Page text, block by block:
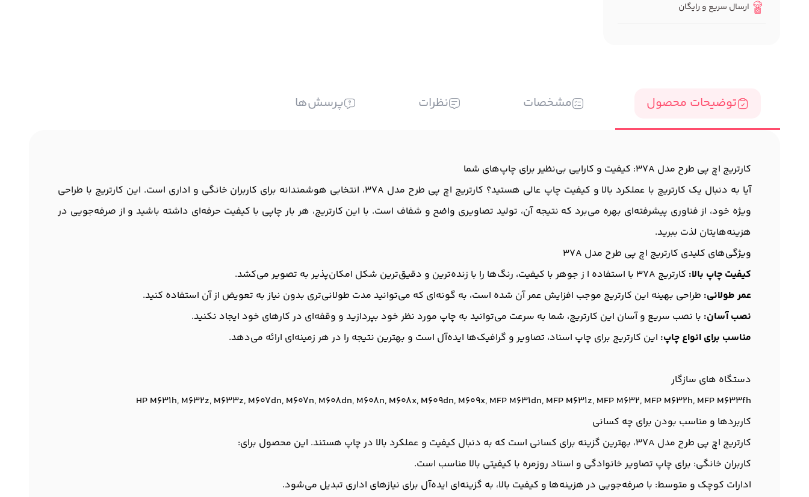
ارسال سریع و رایگان
توضیحات محصول مشخصات نظرات پرسش‌ها
کارتریج اچ پی طرح مدل 37A: کیفیت و کارایی بی‌نظیر برای چاپ‌های شما
آیا به دنبال یک کارتریج با عملکرد بالا و کیفیت چاپ عالی هستید؟ کارتریج اچ پی طرح مدل 37A، انتخابی هوشمندانه برای کاربران خانگی و اداری است. این کارتریج با طراحی
ویژه خود، از فناوری پیشرفته‌ای بهره می‌برد که نتیجه آن، تولید تصاویری واضح و شفاف است. با این کارتریج، هر بار چاپی با کیفیت حرفه‌ای داشته باشید و از صرفه‌جویی در
هزینه‌هایتان لذت ببرید.
ویژگی‌های کلیدی کارتریج اچ پی طرح مدل 37A
کیفیت چاپ بالا: کارتریج 37A با استفاده ا ز جوهر با کیفیت، رنگ‌ها را با زنده‌ترین و دقیق‌ترین شکل امکان‌پذیر به تصویر می‌کشد.
عمر طولانی: طراحی بهینه این کارتریج موجب افزایش عمر آن شده است، به گونه‌ای که می‌توانید مدت طولانی‌تری بدون نیاز به تعویض از آن استفاده کنید.
نصب آسان: با نصب سریع و آسان این کارتریج، شما به سرعت می‌توانید به چاپ مورد نظر خود بپردازید و وقفه‌ای در کارهای خود ایجاد نکنید.
مناسب برای انواع چاپ: این کارتریج برای چاپ اسناد، تصاویر و گرافیک‌ها ایده‌آل است و بهترین نتیجه را در هر زمینه‌ای ارائه می‌دهد.
دستگاه های سازگار
HP M631h, M632z, M633z, M607dn, M607n, M608dn, M608n, M608x, M609dn, M609x, MFP M631dn, MFP M631z, MFP M632, MFP M632h, MFP M633fh
کاربردها و مناسب‌ بودن برای چه کسانی
کارتریج اچ پی طرح مدل 37A، بهترین گزینه برای کسانی است که به دنبال کیفیت و عملکرد بالا در چاپ هستند. این محصول برای:
کاربران خانگی: برای چاپ تصاویر خانوادگی و اسناد روزمره با کیفیتی بالا مناسب است.
ادارات کوچک و متوسط: با صرفه‌جویی در هزینه‌ها و کیفیت بالا، به گزینه‌ای ایده‌آل برای نیازهای اداری تبدیل می‌شود.